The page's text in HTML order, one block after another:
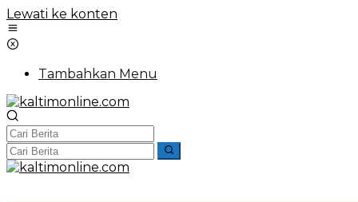
Lewati ke konten
Tambahkan Menu